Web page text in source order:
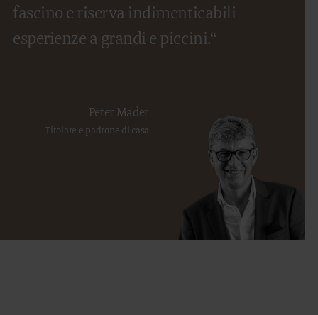
fascino e riserva indimenticabili
esperienze a grandi e piccini.“
Peter Mader
Titolare e padrone di casa